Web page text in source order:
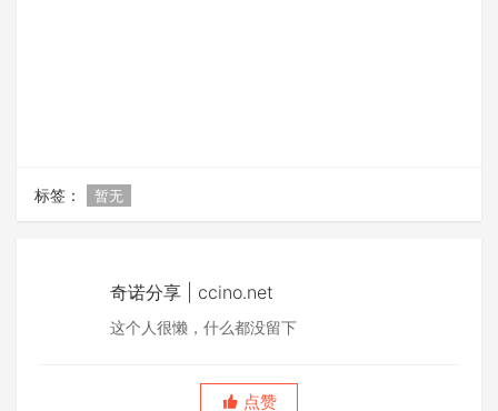
标签： 暂无
奇诺分享 | ccino.net
这个人很懒，什么都没留下
点赞